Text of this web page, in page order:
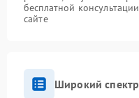
бесплатной
сайте
Широкий спектр